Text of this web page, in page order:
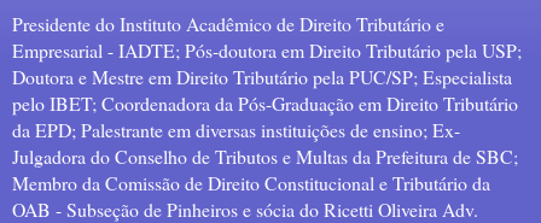
Presidente do Instituto Acadêmico de Direito Tributário e
Empresarial - IADTE; Pós-doutora em Direito Tributário pela USP;
Doutora e Mestre em Direito Tributário pela PUC/SP; Especialista
pelo IBET; Coordenadora da Pós-Graduação em Direito Tributário
da EPD; Palestrante em diversas instituições de ensino; Ex-
Julgadora do Conselho de Tributos e Multas da Prefeitura de SBC;
Membro da Comissão de Direito Constitucional e Tributário da
OAB - Subseção de Pinheiros e sócia do Ricetti Oliveira Adv.